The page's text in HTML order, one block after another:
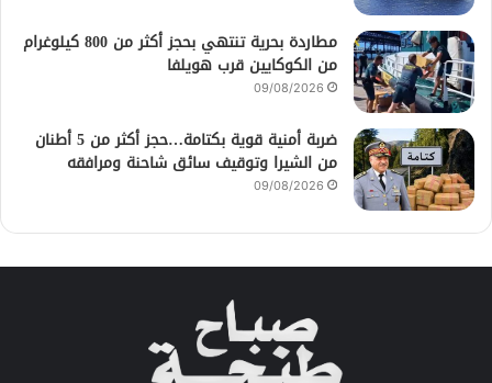
مطاردة بحرية تنتهي بحجز أكثر من 800 كيلوغرام
من الكوكايين قرب هويلفا
09/08/2026
ضربة أمنية قوية بكتامة…حجز أكثر من 5 أطنان
من الشيرا وتوقيف سائق شاحنة ومرافقه
09/08/2026